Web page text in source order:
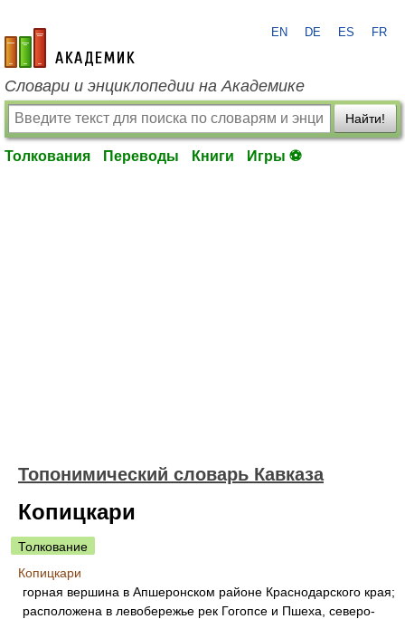
academic.ru
EN DE ES FR
Словари и энциклопедии на Академике
Найти!
Толкования Переводы Книги Игры ⚽
Топонимический словарь Кавказа
Копицкари
Толкование
Копицкари
горная вершина в Апшеронском районе Краснодарского края;
расположена в левобережье рек Гогопсе и Пшеха, северо-